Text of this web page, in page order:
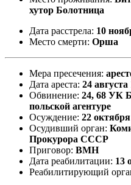
хутор Болотница
Дата расстрела: 10
Место смерти: Орша
Мера пресечения:
Дата ареста: 24 августа
Обвинение: 24, 68 УК
польской агентуре
Осуждение: 22 октября
Осудивший орган:
Прокурора СССР
Приговор: ВМН
Дата реабилитации: 13
Реабилитирующий